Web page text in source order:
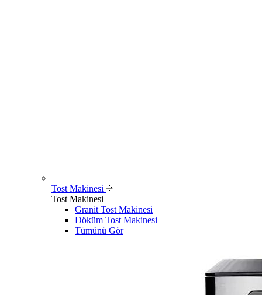
Tost Makinesi
Tost Makinesi
Granit Tost Makinesi
Döküm Tost Makinesi
Tümünü Gör